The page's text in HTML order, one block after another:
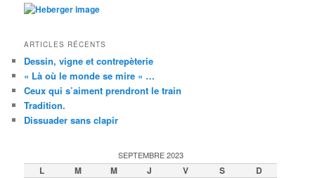
ARTICLES RÉCENTS
Dessin, vigne et contrepèterie
« Là où le monde se mire « …
Ceux qui s’aiment prendront le train
Tradition.
Dissuader sans clapir
SEPTEMBRE 2023
L M M J V S
D